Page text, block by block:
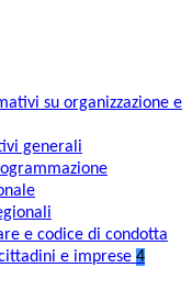
su organizzazione e
generali
e codice di condotta
e imprese 4